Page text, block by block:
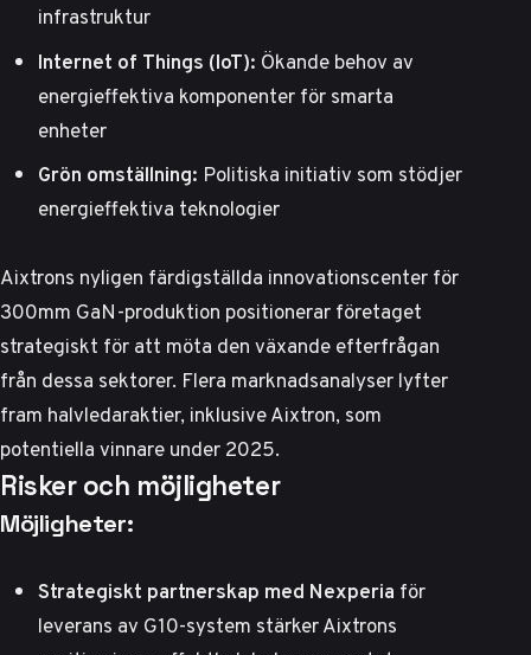
infrastruktur
Internet of Things (IoT): Ökande behov av
energieffektiva komponenter för smarta
enheter
Grön omställning: Politiska initiativ som stödjer
energieffektiva teknologier
Aixtrons nyligen färdigställda innovationscenter för
300mm GaN-produktion positionerar företaget
strategiskt för att möta den växande efterfrågan
från dessa sektorer. Flera marknadsanalyserlyfter
fram halvledaraktier, inklusive Aixtron, som
potentiella vinnare under 2025.
Risker och möjligheter
Möjligheter:
Strategiskt partnerskap med Nexperia för
leverans av G10-system stärker Aixtrons